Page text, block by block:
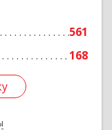
561
168